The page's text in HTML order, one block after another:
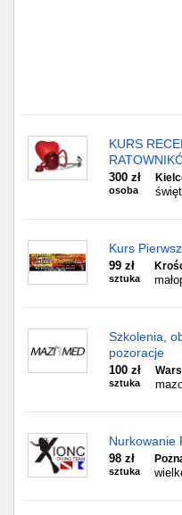
KURS
300 zł
osoba
Kurs
99 zł
sztuka
Szkolenia,
pozoracje
100 zł
sztuka
Nurkowanie
98 zł
sztuka